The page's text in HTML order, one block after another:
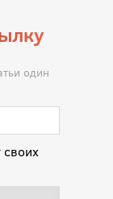
один